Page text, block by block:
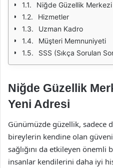
Niğde Güzellik Merkezi
Hizmetler
Uzman Kadro
Müşteri Memnuniyeti
SSS (Sıkça Sorulan
Niğde Güzellik
Yeni Adresi
Günümüzde güzellik, sadece
bireylerin kendine olan
sağlığını da etkileyen önemli
insanlar kendilerini daha iyi